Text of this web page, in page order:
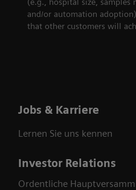
and/or automation
that other customers will
Jobs & Karriere
Lernen Sie uns kennen
Investor Relations
Ordentliche